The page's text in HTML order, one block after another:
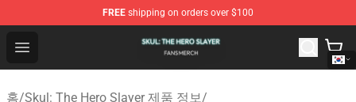
FREE shipping on orders over $100
Open menu
Skul: The Hero Slayer Shop - Official Skul: The Hero
홈/Skul: The Hero Slayer 제품 정보/